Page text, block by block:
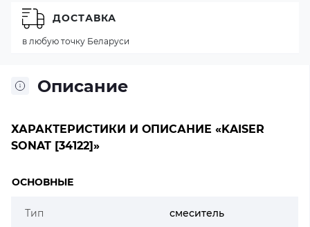
Описание
ХАРАКТЕРИСТИКИ И ОПИСАНИЕ «KAISER
SONAT [34122]»
ОСНОВНЫЕ
Тип смеситель
ДОСТАВКА
в любую точку Беларуси